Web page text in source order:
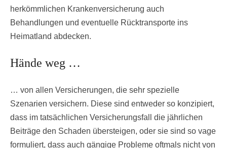
herkömmlichen Krankenversicherung auch
Behandlungen und eventuelle Rücktransporte ins
Heimatland abdecken.
Hände weg …
… von allen Versicherungen, die sehr spezielle
Szenarien versichern. Diese sind entweder so konzipiert,
dass im tatsächlichen Versicherungsfall die jährlichen
Beiträge den Schaden übersteigen, oder sie sind so vage
formuliert, dass auch gängige Probleme oftmals nicht von